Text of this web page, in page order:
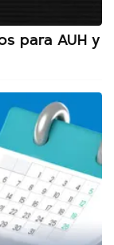
para AUH y